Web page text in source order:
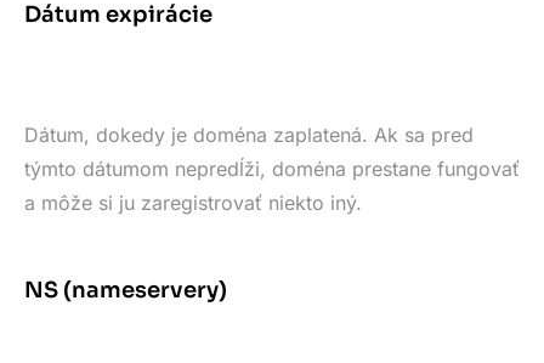
Dátum expirácie
Dátum, dokedy je doména zaplatená. Ak sa pred
týmto dátumom nepredĺži, doména prestane fungovať
a môže si ju zaregistrovať niekto iný.
NS (nameservery)